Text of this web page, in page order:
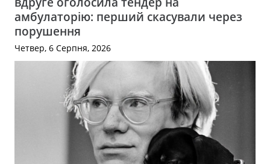
амбулаторію: перший скасували через
порушення
Четвер, 6 Серпня, 2026